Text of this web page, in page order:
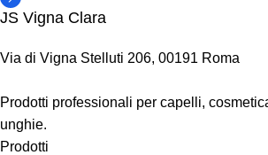
JS Vigna Clara
Via di Vigna Stelluti 206, 00191 Roma
Prodotti professionali per capelli,
unghie.
Prodotti